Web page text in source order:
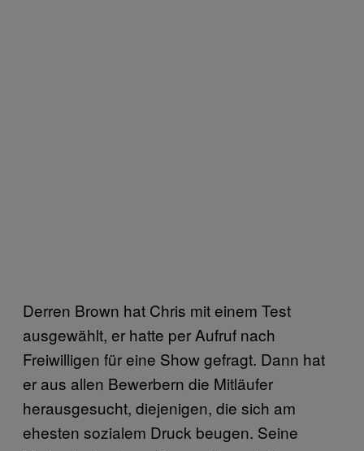
Derren Brown hat Chris mit einem Test
ausgewählt, er hatte per Aufruf nach
Freiwilligen für eine Show gefragt. Dann hat
er aus allen Bewerbern die Mitläufer
herausgesucht, diejenigen, die sich am
ehesten sozialem Druck beugen. Seine